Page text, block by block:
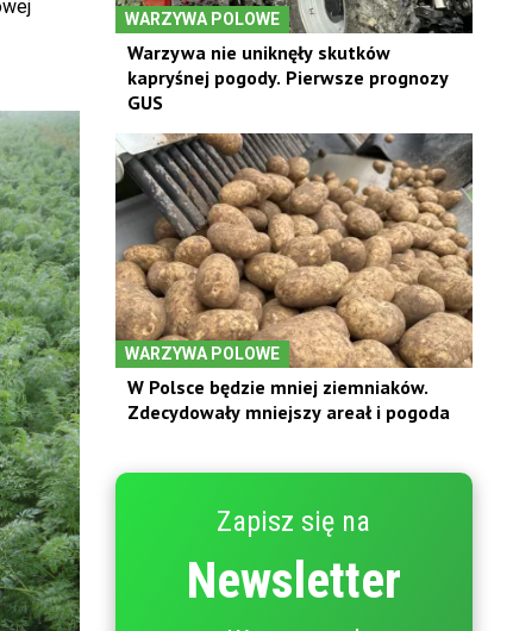
WARZYWA POLOWE
Warzywa nie uniknęły skutków
kapryśnej pogody. Pierwsze prognozy
GUS
WARZYWA POLOWE
W Polsce będzie mniej ziemniaków.
Zdecydowały mniejszy areał i pogoda
Zapisz się na
Newsletter